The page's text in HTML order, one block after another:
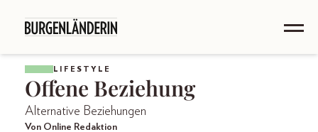
LIFESTYLE
Offene Beziehung
Alternative Beziehungen
Von Online Redaktion